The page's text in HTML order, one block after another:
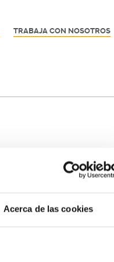
Acerca de las cookies
TRABAJA CON NOSOTROS